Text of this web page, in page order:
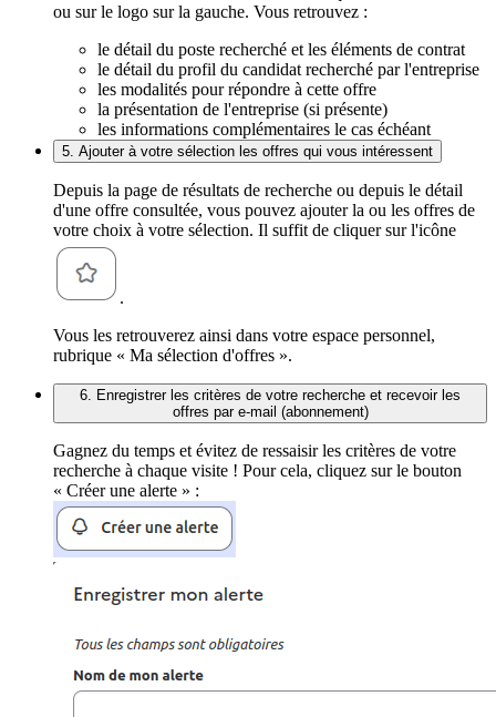
ou sur le logo sur la gauche. Vous retrouvez :
le détail du poste recherché et les éléments de contrat
le détail du profil du candidat recherché par l'entreprise
les modalités pour répondre à cette offre
la présentation de l'entreprise (si présente)
les informations complémentaires le cas échéant
5. Ajouter à votre sélection les offres qui vous intéressent
Depuis la page de résultats de recherche ou depuis le détail
d'une offre consultée, vous pouvez ajouter la ou les offres de
votre choix à votre sélection. Il suffit de cliquer sur l'icône
.
Vous les retrouverez ainsi dans votre espace personnel,
rubrique « Ma sélection d'offres ».
6. Enregistrer les critères de votre recherche et recevoir les
offres par e-mail (abonnement)
Gagnez du temps et évitez de ressaisir les critères de votre
recherche à chaque visite ! Pour cela, cliquez sur le bouton
« Créer une alerte » :